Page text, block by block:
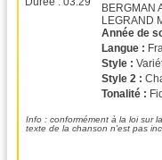
BERGMAN
LEGRAND
Année de
Langue :
Style :
Style 2 :
Tonalité :
Info : conformément à la loi sur
texte de la chanson n'est pas